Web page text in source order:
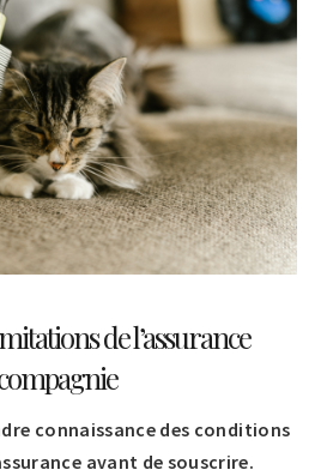
de l’assurance
connaissance des conditions
avant de souscrire.